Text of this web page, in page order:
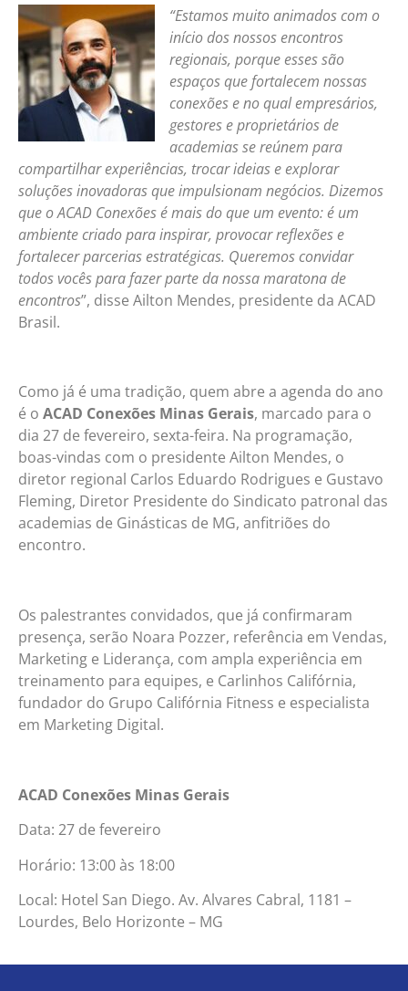
“Estamos muito animados com o
início dos nossos encontros
regionais, porque esses são
espaços que fortalecem nossas
conexões e no qual empresários,
gestores e proprietários de
academias se reúnem para
compartilhar experiências, trocar ideias e explorar
soluções inovadoras que impulsionam negócios. Dizemos
que o ACAD Conexões é mais do que um evento: é um
ambiente criado para inspirar, provocar reflexões e
fortalecer parcerias estratégicas. Queremos convidar
todos vocês para fazer parte da nossa maratona de
encontros”, disse Ailton Mendes, presidente da ACAD
Brasil.
Como já é uma tradição, quem abre a agenda do ano
é o ACAD Conexões Minas Gerais, marcado para o
dia 27 de fevereiro, sexta-feira. Na programação,
boas-vindas com o presidente Ailton Mendes, o
diretor regional Carlos Eduardo Rodrigues e Gustavo
Fleming, Diretor Presidente do Sindicato patronal das
academias de Ginásticas de MG, anfitriões do
encontro.
Os palestrantes convidados, que já confirmaram
presença, serão Noara Pozzer, referência em Vendas,
Marketing e Liderança, com ampla experiência em
treinamento para equipes, e Carlinhos Califórnia,
fundador do Grupo Califórnia Fitness e especialista
em Marketing Digital.
ACAD Conexões Minas Gerais
Data: 27 de fevereiro
Horário: 13:00 às 18:00
Local: Hotel San Diego. Av. Alvares Cabral, 1181 –
Lourdes, Belo Horizonte – MG